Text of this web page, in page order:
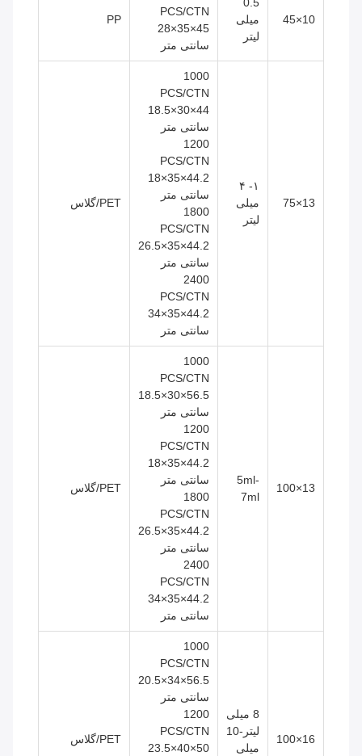
10×45
0.5
میلی
لیتر
PCS/CTN
45×35×28
سانتی متر
PP
13×75
۱- ۴
میلی
لیتر
1000
PCS/CTN
44×30×18.5
سانتی متر
1200
PCS/CTN
44.2×35×18
سانتی متر
1800
PCS/CTN
44.2×35×26.5
سانتی متر
2400
PCS/CTN
44.2×35×34
سانتی متر
PET/گلاس
13×100
5ml-
7ml
1000
PCS/CTN
56.5×30×18.5
سانتی متر
1200
PCS/CTN
44.2×35×18
سانتی متر
1800
PCS/CTN
44.2×35×26.5
سانتی متر
2400
PCS/CTN
44.2×35×34
سانتی متر
PET/گلاس
16×100
8 میلی
لیتر-10
میلی
1000
PCS/CTN
56.5×34×20.5
سانتی متر
1200
PCS/CTN
50×40×23.5
PET/گلاس